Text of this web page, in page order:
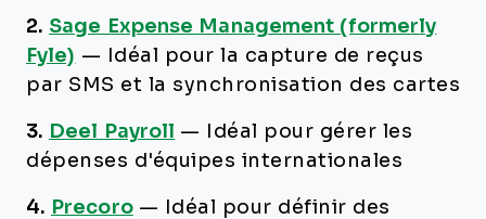
2. Sage Expense Management (formerly
Fyle) —
Idéal pour la capture de reçus
par SMS et la synchronisation des cartes
3. Deel Payroll —
Idéal pour gérer les
dépenses d'équipes internationales
4. Precoro —
Idéal pour définir des